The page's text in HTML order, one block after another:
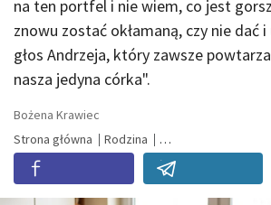
na ten portfel i nie wiem, co jest
znowu zostać okłamaną, czy nie dać i
głos Andrzeja, który zawsze
nasza jedyna córka".
Bożena Krawiec
Strona główna
Rodzina